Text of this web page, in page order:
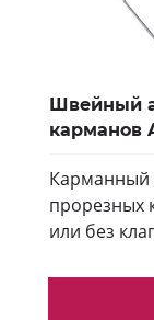
Швейный
карманов
Карманный
прорезных
или без